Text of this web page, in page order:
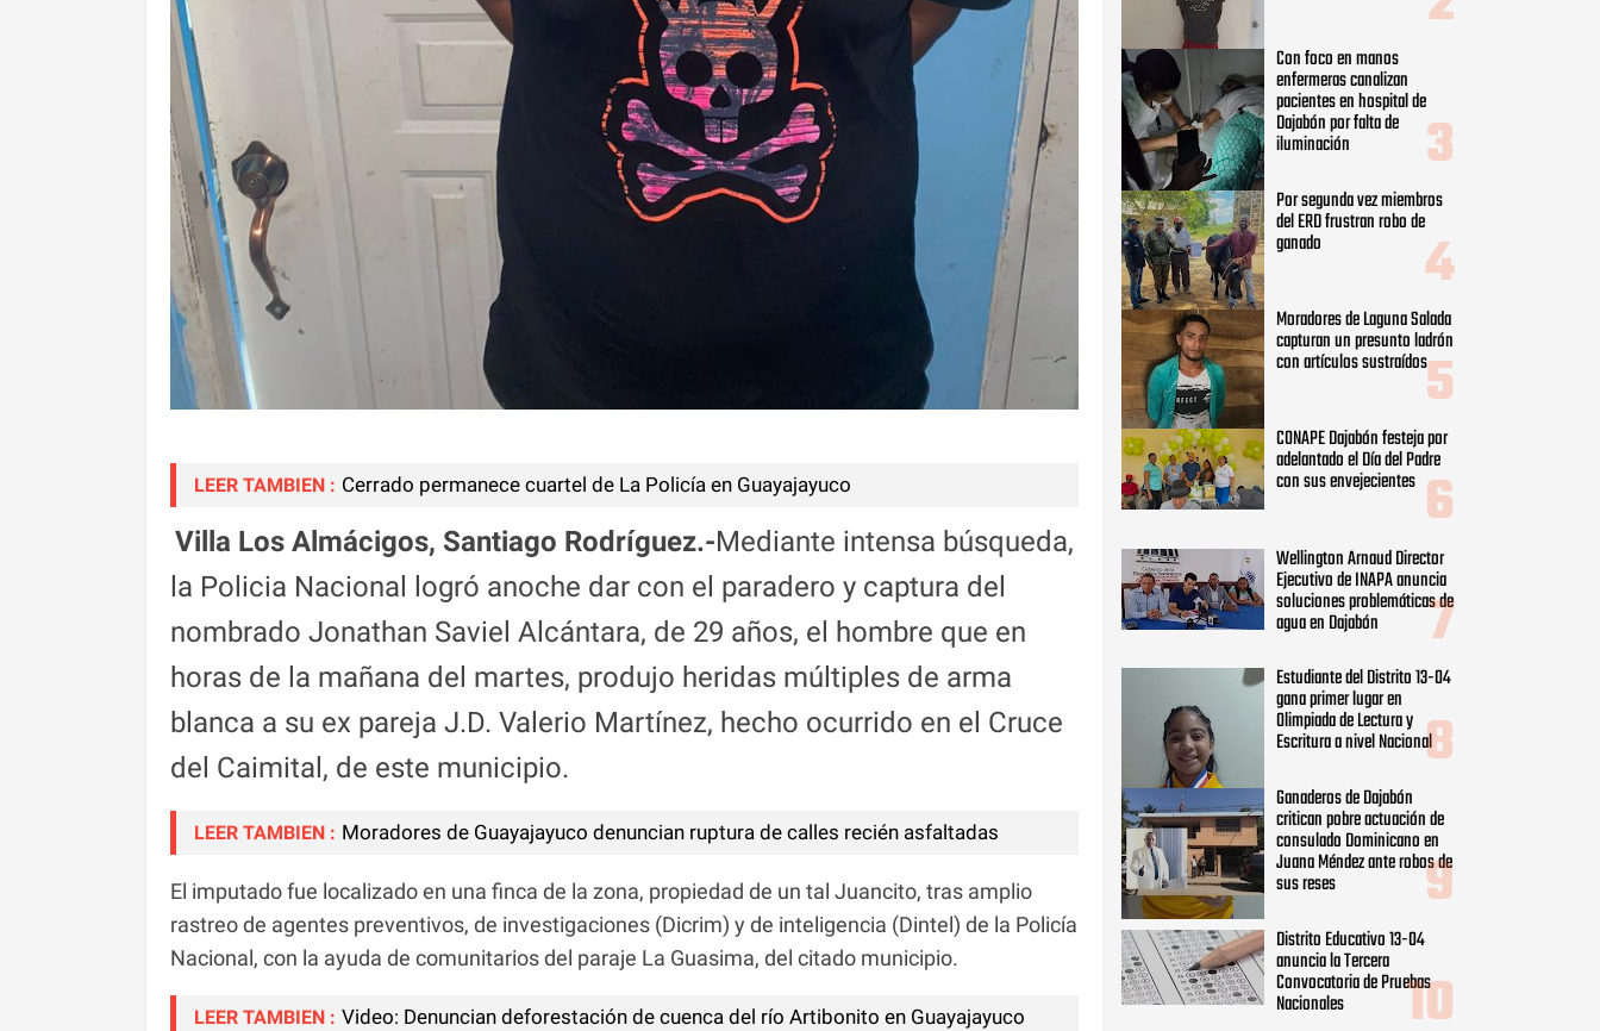
LEER TAMBIEN : Cerrado permanece cuartel de La Policía en Guayajayuco
Villa Los Almácigos, Santiago Rodríguez.-Mediante intensa búsqueda,
la Policia Nacional logró anoche dar con el paradero y captura del
nombrado Jonathan Saviel Alcántara, de 29 años, el hombre que en
horas de la mañana del martes, produjo heridas múltiples de arma
blanca a su ex pareja J.D. Valerio Martínez, hecho ocurrido en el Cruce
del Caimital, de este municipio.
LEER TAMBIEN : Moradores de Guayajayuco denuncian ruptura de calles recién asfaltadas
El imputado fue localizado en una finca de la zona, propiedad de un tal Juancito, tras amplio
rastreo de agentes preventivos, de investigaciones (Dicrim) y de inteligencia (Dintel) de la Policía
Nacional, con la ayuda de comunitarios del paraje La Guasima, del citado municipio.
LEER TAMBIEN : Video: Denuncian deforestación de cuenca del río Artibonito en Guayajayuco
Con foco en manos
enfermeras canalizan
pacientes en hospital de
Dajabón por falta de
iluminación
Por segunda vez miembros
del ERD frustran robo de
ganado
Moradores de Laguna Salada
capturan un presunto ladrón
con artículos sustraídos
CONAPE Dajabón festeja por
adelantado el Día del Padre
con sus envejecientes
Wellington Arnaud Director
Ejecutivo de INAPA anuncia
soluciones problemáticas de
agua en Dajabón
Estudiante del Distrito 13-04
gana primer lugar en
Olimpiada de Lectura y
Escritura a nivel Nacional
Ganaderos de Dajabón
critican pobre actuación de
consulado Dominicano en
Juana Méndez ante robos de
sus reses
Distrito Educativo 13-04
anuncia la Tercera
Convocatoria de Pruebas
Nacionales